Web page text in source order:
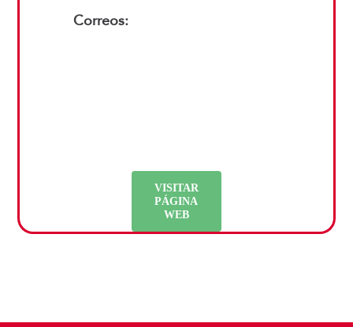
Correos:
VISITAR
PÁGINA
WEB